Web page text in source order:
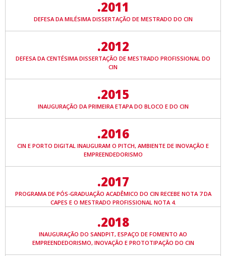
.2011
DEFESA DA MILÉSIMA DISSERTAÇÃO DE MESTRADO DO CIN
.2012
DEFESA DA CENTÉSIMA DISSERTAÇÃO DE MESTRADO PROFISSIONAL DO
CIN
.2015
INAUGURAÇÃO DA PRIMEIRA ETAPA DO BLOCO E DO CIN
.2016
CIN E PORTO DIGITAL INAUGURAM O PITCH, AMBIENTE DE INOVAÇÃO E
EMPREENDEDORISMO
.2017
PROGRAMA DE PÓS-GRADUAÇÃO ACADÊMICO DO CIN RECEBE NOTA 7 DA
CAPES E O MESTRADO PROFISSIONAL NOTA 4.
.2018
INAUGURAÇÃO DO SANDPIT, ESPAÇO DE FOMENTO AO
EMPREENDEDORISMO, INOVAÇÃO E PROTOTIPAÇÃO DO CIN